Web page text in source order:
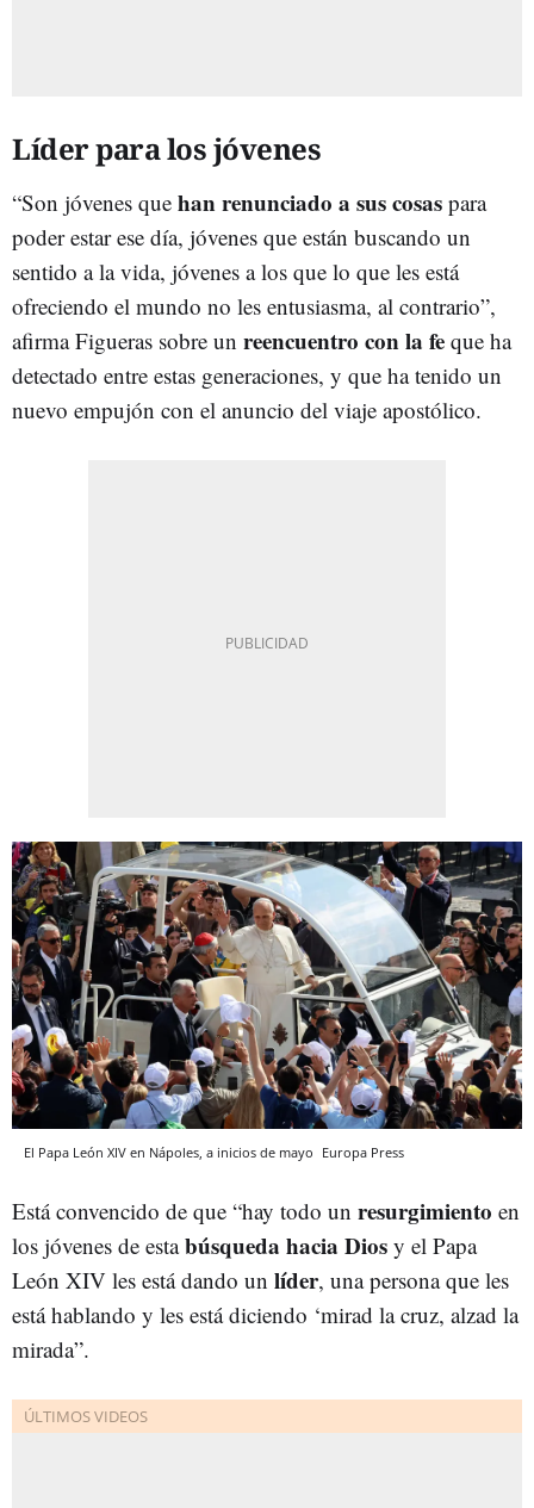
Líder para los jóvenes
“Son jóvenes que han renunciado a sus cosas para
poder estar ese día, jóvenes que están buscando un
sentido a la vida, jóvenes a los que lo que les está
ofreciendo el mundo no les entusiasma, al contrario”,
afirma Figueras sobre un reencuentro con la fe que ha
detectado entre estas generaciones, y que ha tenido un
nuevo empujón con el anuncio del viaje apostólico.
El Papa León XIV en Nápoles, a inicios de mayo Europa Press
Está convencido de que “hay todo un resurgimiento en
los jóvenes de estabúsqueda hacia Dios y el Papa
León XIV les está dando un líder, una persona que les
está hablando y les está diciendo ‘mirad la cruz, alzad la
mirada”.